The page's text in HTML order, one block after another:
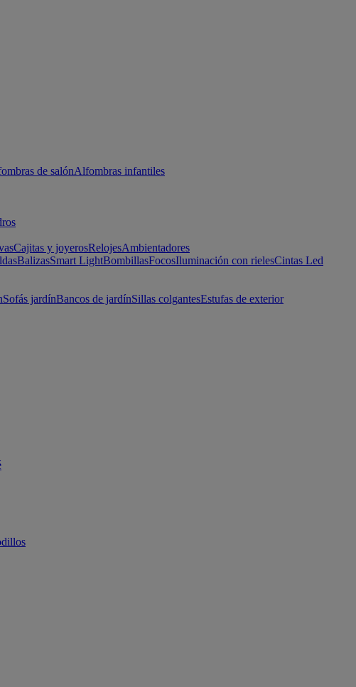
de salónAlfombras infantiles
Cajitas y joyerosRelojesAmbientadores
BalizasSmart LightBombillasFocosIluminación con rielesCintas Led
Sofás jardínBancos de jardínSillas colgantesEstufas de exterior